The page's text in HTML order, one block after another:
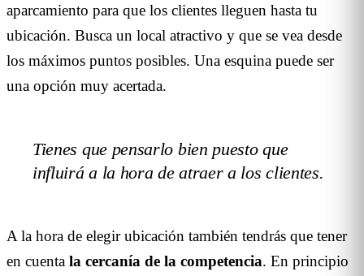
aparcamiento para que los clientes lleguen hasta tu
ubicación. Busca un local atractivo y que se vea desde
los máximos puntos posibles. Una esquina puede ser
una opción muy acertada.
Tienes que pensarlo bien puesto que
influirá a la hora de atraer a los clientes.
A la hora de elegir ubicación también tendrás que tener
en cuenta la cercanía de la competencia. En principio